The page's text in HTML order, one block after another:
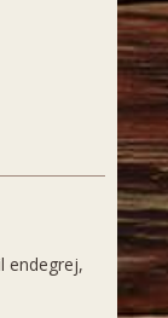
endegrej,